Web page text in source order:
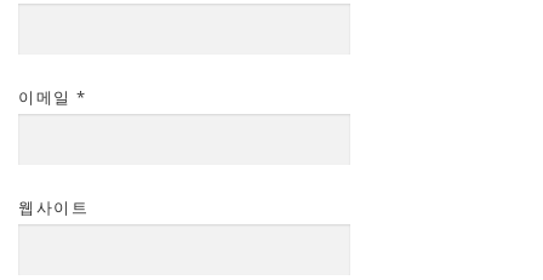
이메일 *
웹사이트